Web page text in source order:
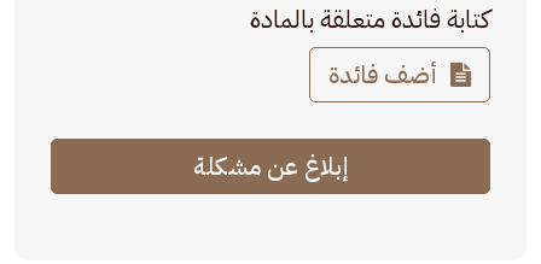
كتابة فائدة متعلقة بالمادة
أضف فائدة
إبلاغ عن مشكلة